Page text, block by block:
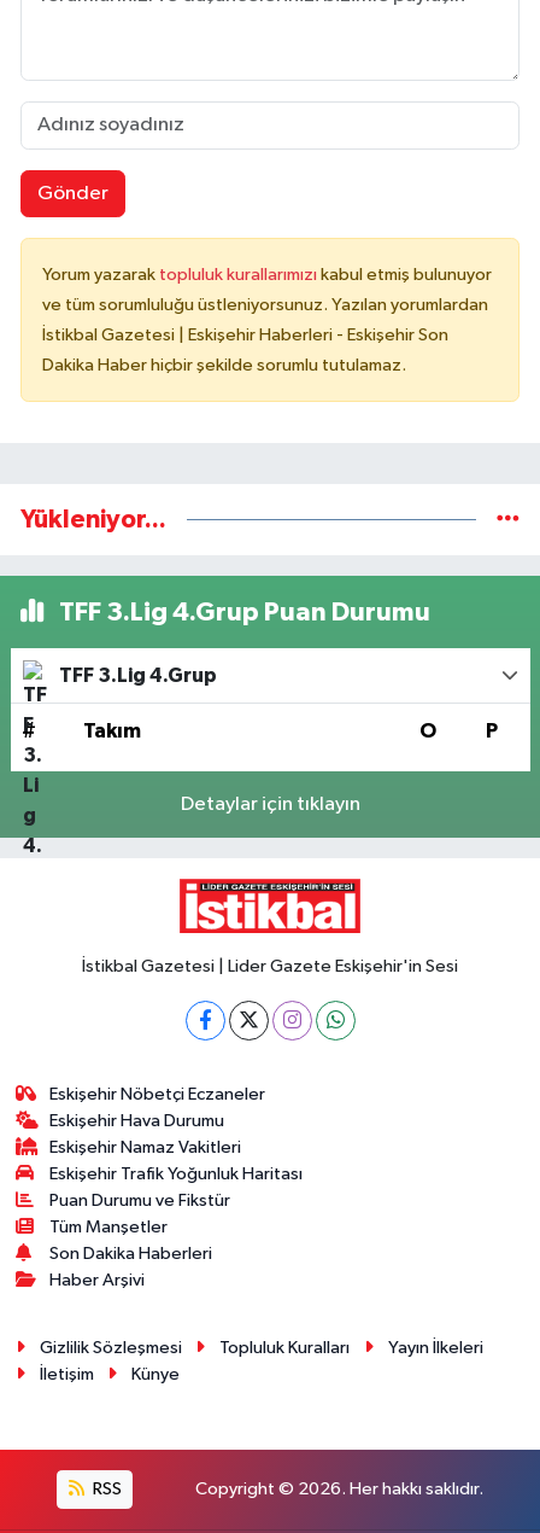
Gönder
Yorum yazarak topluluk kurallarımızı kabul etmiş bulunuyor
ve tüm sorumluluğu üstleniyorsunuz. Yazılan yorumlardan
İstikbal Gazetesi | Eskişehir Haberleri - Eskişehir Son
Dakika Haber hiçbir şekilde sorumlu tutulamaz.
Yükleniyor...
TFF 3.Lig 4.Grup Puan Durumu
TFF 3.Lig 4.Grup
# Takım O P
Detaylar için tıklayın
İstikbal Gazetesi | Lider Gazete Eskişehir'in Sesi
Eskişehir Nöbetçi Eczaneler
Eskişehir Hava Durumu
Eskişehir Namaz Vakitleri
Eskişehir Trafik Yoğunluk Haritası
Puan Durumu ve Fikstür
Tüm Manşetler
Son Dakika Haberleri
Haber Arşivi
Gizlilik Sözleşmesi Topluluk Kuralları
Yayın İlkeleri
İletişim
Künye
RSS Copyright © 2026. Her hakkı saklıdır.